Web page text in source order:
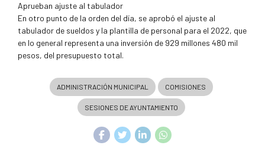
Aprueban ajuste al tabulador
En otro punto de la orden del día, se aprobó el ajuste al
tabulador de sueldos y la plantilla de personal para el 2022, que
en lo general representa una inversión de 929 millones 480 mil
pesos, del presupuesto total.
ADMINISTRACIÓN MUNICIPAL COMISIONES
SESIONES DE AYUNTAMIENTO